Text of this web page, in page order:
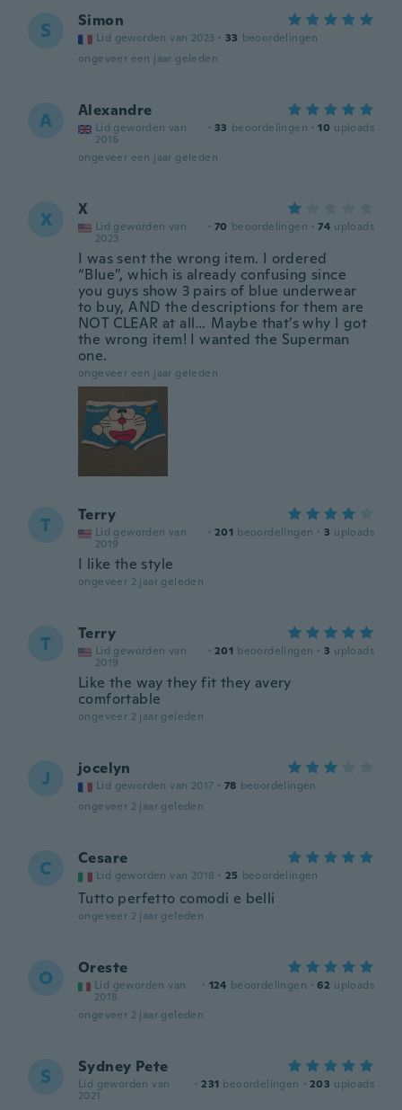
S Simon
Lid geworden van 2023 · 33 beoordelingen
ongeveer een jaar geleden
A Alexandre
Lid geworden van
2016
· 33 beoordelingen · 10 uploads
ongeveer een jaar geleden
X X
Lid geworden van
2023
· 70 beoordelingen · 74 uploads
I was sent the wrong item. I ordered
“Blue”, which is already confusing since
you guys show 3 pairs of blue underwear
to buy, AND the descriptions for them are
NOT CLEAR at all… Maybe that’s why I got
the wrong item! I wanted the Superman
one.
ongeveer een jaar geleden
T Terry
Lid geworden van
2019
· 201 beoordelingen · 3 uploads
I like the style
ongeveer 2 jaar geleden
T Terry
Lid geworden van
2019
· 201 beoordelingen · 3 uploads
Like the way they fit they avery
comfortable
ongeveer 2 jaar geleden
J jocelyn
Lid geworden van 2017 · 78 beoordelingen
ongeveer 2 jaar geleden
C Cesare
Lid geworden van 2018 · 25 beoordelingen
Tutto perfetto comodi e belli
ongeveer 2 jaar geleden
O Oreste
Lid geworden van
2018
· 124 beoordelingen · 62 uploads
ongeveer 2 jaar geleden
S Sydney Pete
Lid geworden van
2021
· 231 beoordelingen · 203 uploads